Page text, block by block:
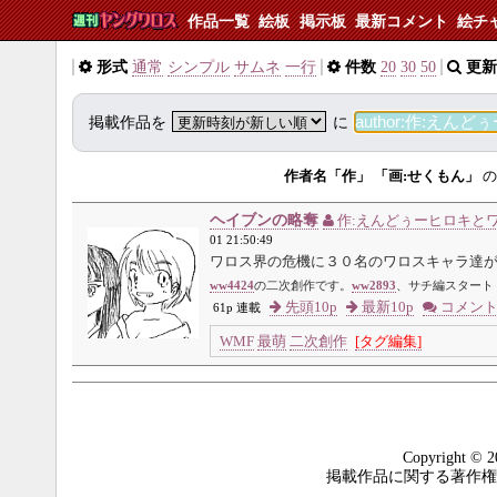
作品一覧 絵板 掲示板 最新コメント 絵チ
形式 通常 シンプル サムネ 一行 件数 20 30 50 更
掲載作品を に
作者名「作」 「画:せくもん」
ヘイブンの略奪 作:えんどぅーヒロキと
01 21:50:49
ワロス界の危機に３０名のワロスキャラ達
ww4424の二次創作です。 ww2893 、サチ編スタート
61p 連載
先頭10p 最新10p コメント
WMF 最萌 二次創作 [タグ編集]
Copyright ©
掲載作品に関する著作